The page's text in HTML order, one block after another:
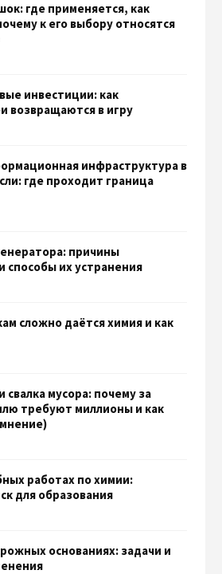
где применяется, как
к его выбору относятся
инвестиции: как
возвращаются в игру
инфраструктура в
где проходит граница
причины
способы их устранения
сложно даётся химия и как
свалка мусора: почему за
требуют миллионы и как
работах по химии:
для образования
основаниях: задачи и